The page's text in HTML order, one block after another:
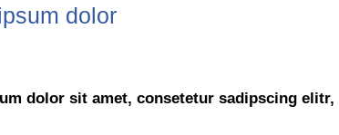
dolor
dolor sit amet, consetetur sadipscing elitr,